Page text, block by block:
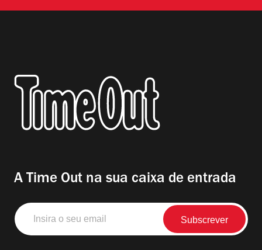
A Time Out na sua caixa de entrada
Insira
o
seu